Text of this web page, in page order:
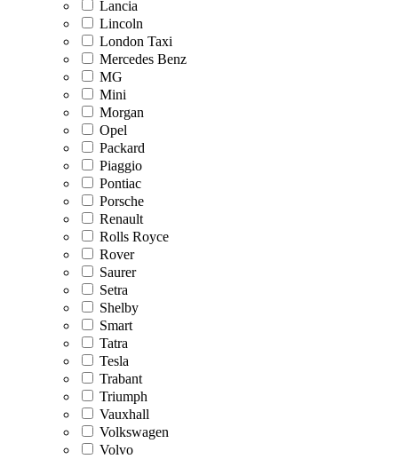
Lancia
Lincoln
London Taxi
Mercedes Benz
MG
Mini
Morgan
Opel
Packard
Piaggio
Pontiac
Porsche
Renault
Rolls Royce
Rover
Saurer
Setra
Shelby
Smart
Tatra
Tesla
Trabant
Triumph
Vauxhall
Volkswagen
Volvo